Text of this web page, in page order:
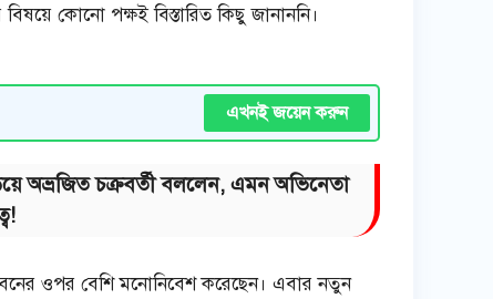
কোনো পক্ষই বিস্তারিত কিছু জানাননি।
এখনই জয়েন করুন
অভ্রজিত চক্রবর্তী বললেন, এমন অভিনেতা
ওপর বেশি মনোনিবেশ করেছেন। এবার নতুন